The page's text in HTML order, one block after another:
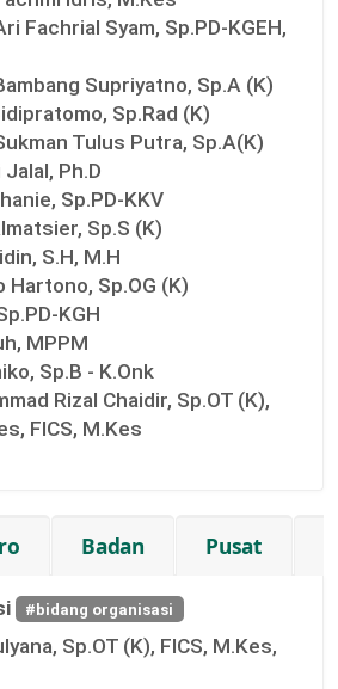
Fachrial Syam, Sp.PD-KGEH,
Supriyatno, Sp.A (K)
Sp.Rad (K)
Tulus Putra, Sp.A(K)
Ph.D
Sp.PD-KKV
Sp.S (K)
S.H, M.H
Hartono, Sp.OG (K)
KGH
MPPM
Sp.B - K.Onk
Rizal Chaidir, Sp.OT (K),
FICS, M.Kes
Badan Pusat
#bidang organisasi
Sp.OT (K), FICS, M.Kes,